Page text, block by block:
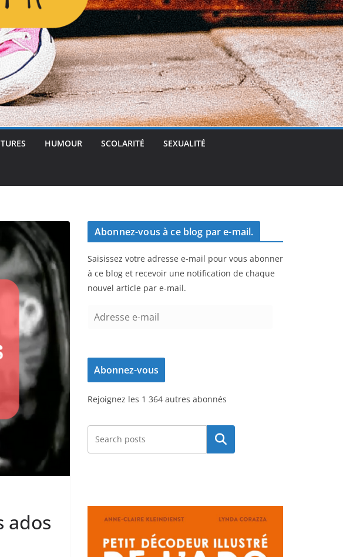
HUMOUR SCOLARITÉ SEXUALITÉ
ados
Abonnez-vous à ce blog par e-mail.
Saisissez votre adresse e-mail pour vous abonner
à ce blog et recevoir une notification de chaque
nouvel article par e-mail.
e
s
e
-
Abonnez-vous
Rejoignez les 1 364 autres abonnés
Rechercher
g
e
r